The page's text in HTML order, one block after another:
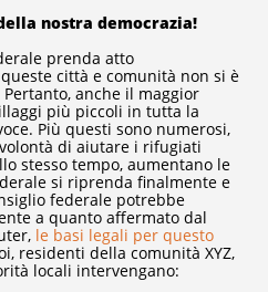
nostra democrazia!
prenda atto
città e comunità non si è
anche il maggior
più piccoli in tutta la
Più questi sono numerosi,
di aiutare i rifugiati
stesso tempo, aumentano le
si riprenda finalmente e
federale potrebbe
a quanto affermato dal
le basi legali per questo
residenti della comunità XYZ,
locali intervengano: